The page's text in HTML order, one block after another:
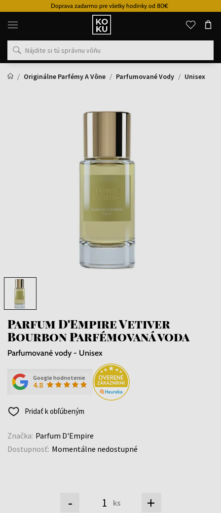
Doprava zadarmo pre všetky hodinky od 80€
Originálne
parfémy
hodinky
na
mieste
Originálne Parfémy A Vône
Parfumované Vody Unisex
Parfum D'Empire Vetiver
Bourbon Parfémovaná voda
Parfumované vody - Unisex
Google hodnotenie
4.8
Pridať k obľúbeným
Značka: Parfum D'Empire
Dostupnosť: Momentálne nedostupné
- ks +